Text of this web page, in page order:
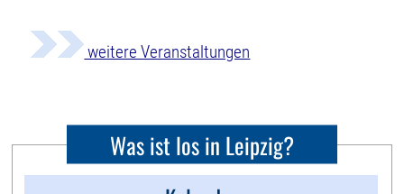
weitere Veranstaltungen
Was ist los in Leipzig?